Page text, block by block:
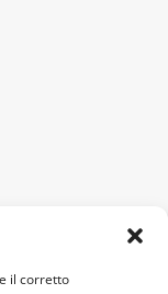
il corretto